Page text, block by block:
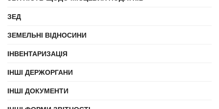
ЗЕД
ЗЕМЕЛЬНІ ВІДНОСИНИ
ІНВЕНТАРИЗАЦІЯ
ІНШІ ДЕРЖОРГАНИ
ІНШІ ДОКУМЕНТИ